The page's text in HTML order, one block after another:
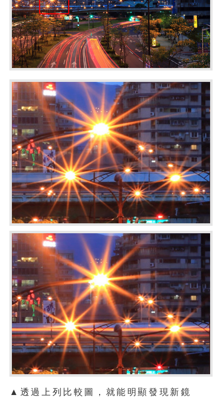
▲透過上列比較圖，就能明顯發現新鏡